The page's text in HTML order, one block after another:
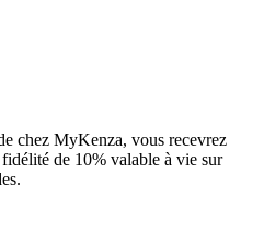
chez MyKenza, vous recevrez
de 10% valable à vie sur